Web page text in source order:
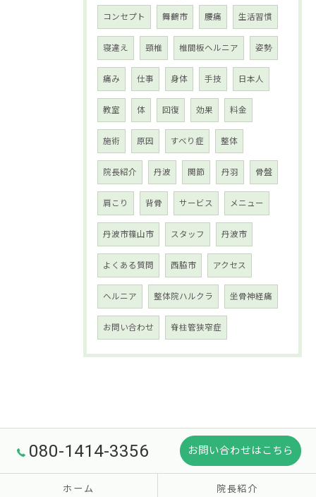
コンセプト 舞鶴市 腰痛 生活習慣
寝違え 頸椎 椎間板ヘルニア 姿勢
痛み 仕事 身体 手技 日本人
教室 体 回復 効果 料金
施術 原因 すべり症 整体
院長紹介 丹波 関節 丹羽 骨盤
肩こり 背骨 サービス メニュー
丹波市篠山市 スタッフ 丹波市
よくある質問 西脇市 アクセス
ヘルニア 整体院ハルクラ 坐骨神経痛
お問い合わせ 脊柱管狭窄症
080-1414-3356 お問い合わせはこちら
ホーム 院長紹介